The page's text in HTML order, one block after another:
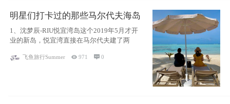
明星们打卡过的那些马尔代夫海岛
1、沈梦辰-RIU悦宜湾岛这个2019年5月才开
业的新岛，悦宜湾直接在马尔代夫建了两
飞鱼旅行Summer 971 0